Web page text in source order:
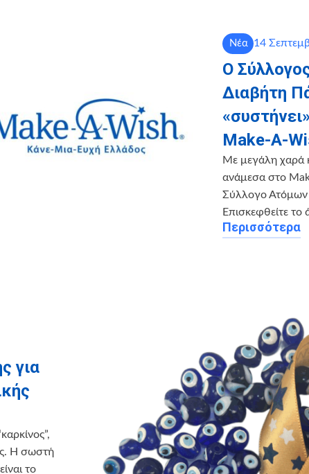
Νέα 14
Ο
Διαβήτη
Make-Α-
Mε μεγάλη χαρά
ανάμεσα στο
Σύλλογο
Επισκεφθείτε
Περισσότερα
για
Η σωστή
το